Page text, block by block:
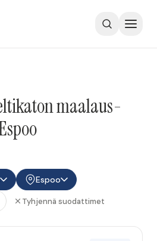
maalaus-
Espoo
Tyhjennä suodattimet